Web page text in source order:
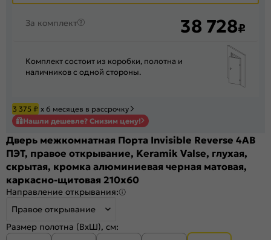
За комплект 38 728₽
Комплект состоит из коробки, полотна и
наличников с одной стороны.
3 375 ₽ х 6 месяцев в рассрочку
Нашли дешевле? Снизим цену!
Дверь межкомнатная Порта Invisible Reverse 4AB
ПЭТ, правое открывание, Keramik Valse, глухая,
скрытая, кромка алюминиевая черная матовая,
каркасно-щитовая 210x60
Направление открывания:
Правое открывание
Размер полотна (ВхШ), см: